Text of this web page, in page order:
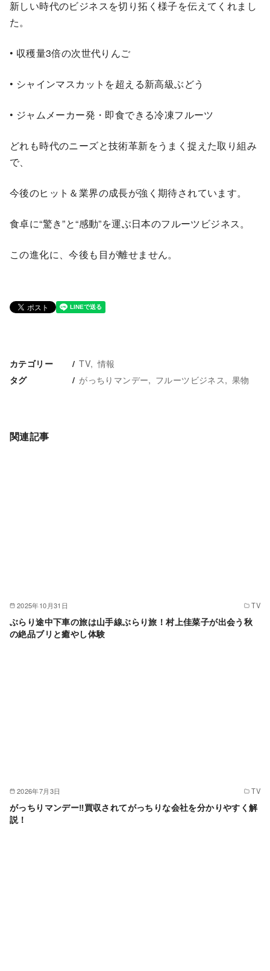
新しい時代のビジネスを切り拓く様子を伝えてくれまし
た。
• 収穫量3倍の次世代りんご
• シャインマスカットを超える新高級ぶどう
• ジャムメーカー発・即食できる冷凍フルーツ
どれも時代のニーズと技術革新をうまく捉えた取り組み
で、
今後のヒット＆業界の成長が強く期待されています。
食卓に“驚き”と“感動”を運ぶ日本のフルーツビジネス。
この進化に、今後も目が離せません。
カテゴリー TV 情報
タグ がっちりマンデー フルーツビジネス 果物
関連記事
2025年10月31日 TV
ぶらり途中下車の旅は山手線ぶらり旅！村上佳菜子が出会う秋
の絶品ブリと癒やし体験
2026年7月3日 TV
がっちりマンデー‼買収されてがっちりな会社を分かりやすく解
説！